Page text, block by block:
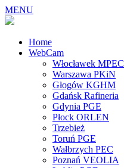
MENU
Home
WebCam
Włocławek MPEC
Warszawa PKiN
Głogów KGHM
Gdańsk Rafineria
Gdynia PGE
Płock ORLEN
Trzebież
Toruń PGE
Wałbrzych PEC
Poznań VEOLIA